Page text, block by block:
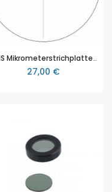
BMS Mikrometerstrichplatte, Strichplatte 100/10mm, DIA 19MM
27,00 €